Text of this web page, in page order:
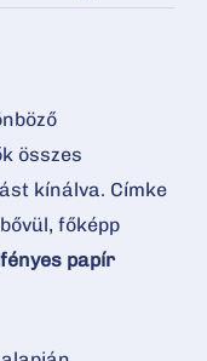
összes
kínálva. Címke
főképp
papír